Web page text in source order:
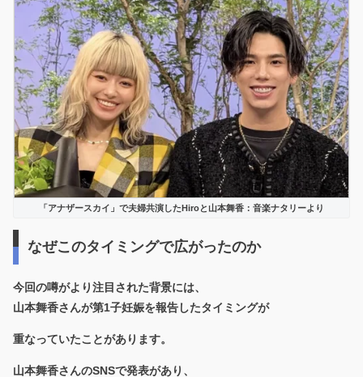
「アナザースカイ」で夫婦共演したHiroと山本舞香：音楽ナタリーより
なぜこのタイミングで広がったのか
今回の噂がより注目された背景には、
山本舞香さんが第1子妊娠を報告したタイミングが
重なっていたことがあります。
山本舞香さんのSNSで発表があり、